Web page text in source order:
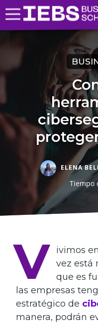
ELENA
Tiempo
V
ivimos
vez está
que es
las empresas
estratégico de
manera, podrán